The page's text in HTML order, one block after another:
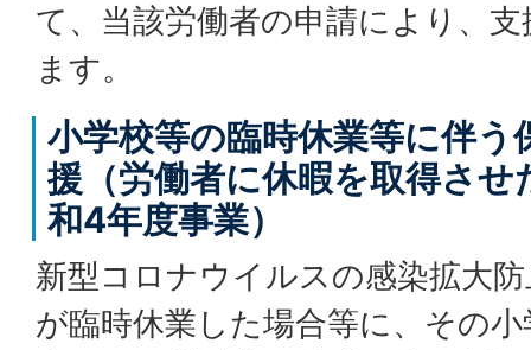
て、当該労働者の申請により、
ます。
小学校等の臨時休業等に伴う
援（労働者に休暇を取得させ
和4年度事業）
新型コロナウイルスの感染拡大
が臨時休業した場合等に、その